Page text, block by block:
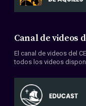
Canal de videos
El canal de videos del
todos los videos